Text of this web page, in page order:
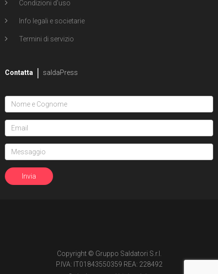
Condizioni d'uso
Info legali e societarie
Termini di servizio
Contatta saldaPress
Copyright © Gruppo Saldatori S.r.l.
P.IVA: IT01843550359 REA: 228492